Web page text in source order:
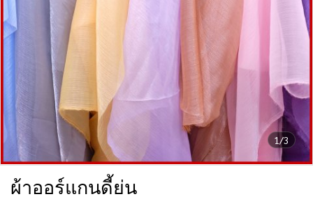
1/3
ผ้าออร์แกนดี้ย่น